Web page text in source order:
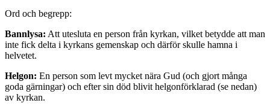
Ord och begrepp:
Bannlysa: Att utesluta en person från kyrkan, vilket betydde att man
inte fick delta i kyrkans gemenskap och därför skulle hamna i
helvetet.
Helgon: En person som levt mycket nära Gud (och gjort många
goda gärningar) och efter sin död blivit helgonförklarad (se nedan)
av kyrkan.